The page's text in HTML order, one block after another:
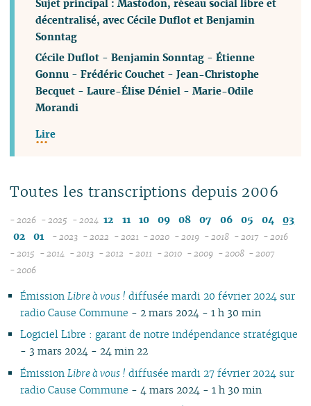
Sujet principal : Mastodon, réseau social libre et
décentralisé, avec Cécile Duflot et Benjamin
Sonntag
Cécile Duflot -Benjamin Sonntag -Étienne
Gonnu -Frédéric Couchet -Jean-Christophe
Becquet -Laure-Élise Déniel -Marie-Odile
Morandi
Lire
Toutes les transcriptions depuis 2006
- 2026
08
04
03
02
01
- 2025
08
07
06
05
03
02
- 2024 12 11 10 09 08 07 06 05 04
03
02
01 - 2023
09
08
07
06
04
03
- 2022
09
08
07
06
05
04
03
- 2021
09
08
07
06
04
03
- 2020
09
08
07
04
03
- 2019
09
08
07
04
03
- 2018
12
09
08
07
04
03
- 2017
09
07
04
- 2016
09
07
04
- 2015
10
09
08
07
05
04
- 2014
10
09
08
07
04
03
- 2013
09
08
04
02
- 2012
09
08
07
06
03
- 2011
10
09
08
05
04
- 2010
10
09
08
05
04
- 2009 - 2008
10
06
01
- 2007
- 2006
Émission Libre à vous ! diffusée mardi 20 février 2024 sur
radio Cause Commune - 2 mars 2024 - 1 h 30 min
Logiciel Libre : garant de notre indépendance stratégique
- 3 mars 2024 - 24 min 22
Émission Libre à vous ! diffusée mardi 27 février 2024 sur
radio Cause Commune - 4 mars 2024 - 1 h 30 min